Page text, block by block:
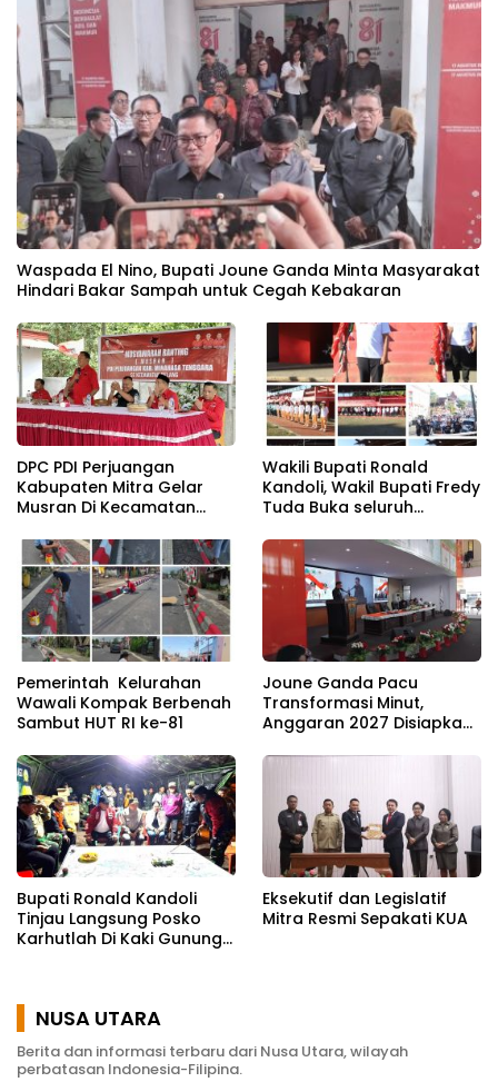
Waspada El Nino, Bupati Joune Ganda Minta Masyarakat
Hindari Bakar Sampah untuk Cegah Kebakaran
DPC PDI Perjuangan
Kabupaten Mitra Gelar
Musran Di Kecamatan
Wakili Bupati Ronald
Kandoli, Wakil Bupati Fredy
Tuda Buka seluruh
Meriahkan HUT RI ke 81
Pemerintah Kelurahan
Wawali Kompak Berbenah
Sambut HUT RI ke-81
Joune Ganda Pacu
Transformasi Minut,
Anggaran 2027 Disiapkan
Bupati Ronald Kandoli
Tinjau Langsung Posko
Karhutlah Di Kaki Gunung
Eksekutif dan Legislatif
Mitra Resmi Sepakati KUA
NUSA UTARA
Berita dan informasi terbaru dari Nusa Utara, wilayah
perbatasan Indonesia-Filipina.